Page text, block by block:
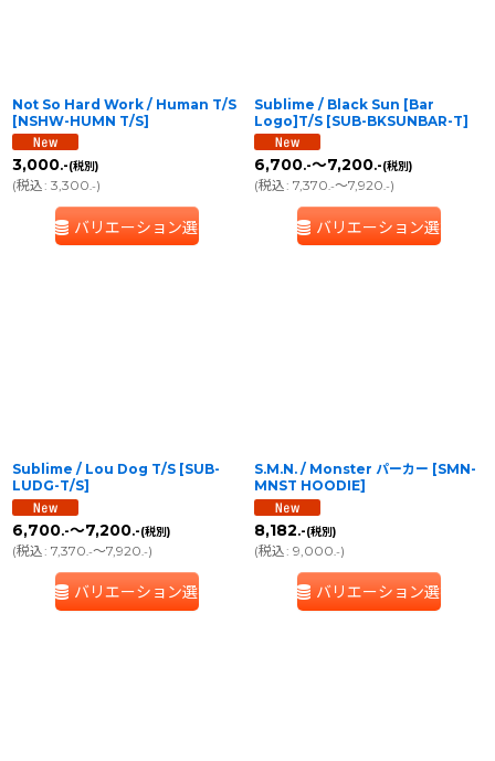
Not So Hard Work / Human T/S
[NSHW-HUMN T/S]
3,000.-(税別)
(税込: 3,300.-)
バリエーション選択
Sublime / Black Sun [Bar
Logo]T/S [SUB-BKSUNBAR-T]
6,700.-～7,200.-(税別)
(税込: 7,370.-～7,920.-)
バリエーション選択
Sublime / Lou Dog T/S [SUB-
LUDG-T/S]
6,700.-～7,200.-(税別)
(税込: 7,370.-～7,920.-)
バリエーション選択
S.M.N. / Monster パーカー [SMN-
MNST HOODIE]
8,182.-(税別)
(税込: 9,000.-)
バリエーション選択